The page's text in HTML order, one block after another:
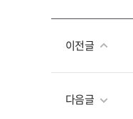
이전글
다음글